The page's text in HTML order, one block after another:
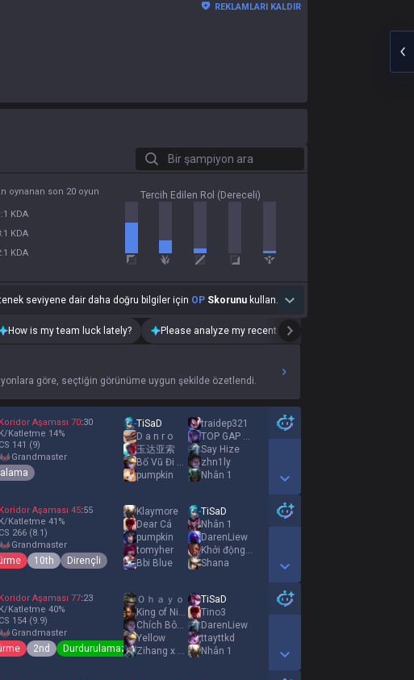
REKLAMLARI KALDIR
Bir şampiyon ara
oynanan son 20 oyun
KDA
KDA
KDA
Tercih Edilen Rol (Dereceli)
seviyene dair daha doğru bilgiler için OP Skorunu kullan.
How is my team luck lately? Please analyze my recent playstyle.
göre, seçtiğin görünüme uygun şekilde özetlendi.
Koridor Aşaması 70:30
K/Katletme 14%
CS 141 (9)
grandmaster
TiSaD
D a n r o
玉达亚索
Bố Vũ Đi Rừng
pumpkin
traidep321
TOP GAP GG
Say Hize
zhn1ly
Nhân 1
Show More Detail Games
Koridor Aşaması 45:55
K/Katletme 41 %
CS 266 (8.1)
grandmaster
10th Dirençli
Klaymore
Dear Cá
pumpkin
tomyher
Bbi Blue
TiSaD
Nhân 1
DarenLiew
Khởi động mùa hè
Shana
Show More Detail Games
Koridor Aşaması 77:23
K/Katletme 40%
CS 154 (9.9)
grandmaster
2nd Durdurulamaz
Ｏｈａｙｏ
King of Nidalee
Chích Bôngg
Yellow
Zihang x Xiami
TiSaD
Tino3
DarenLiew
ttayttkd
Nhân 1
Show More Detail Games